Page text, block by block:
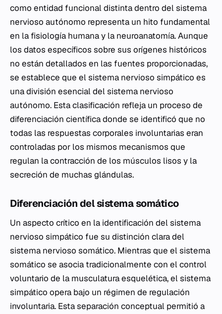
como entidad funcional distinta dentro del sistema
nervioso autónomo representa un hito fundamental
en la fisiología humana y la neuroanatomía. Aunque
los datos específicos sobre sus orígenes históricos
no están detallados en las fuentes proporcionadas,
se establece que el sistema nervioso simpático es
una división esencial del sistema nervioso
autónomo. Esta clasificación refleja un proceso de
diferenciación científica donde se identificó que no
todas las respuestas corporales involuntarias eran
controladas por los mismos mecanismos que
regulan la contracción de los músculos lisos y la
secreción de muchas glándulas.
Diferenciación del sistema somático
Un aspecto crítico en la identificación del sistema
nervioso simpático fue su distinción clara del
sistema nervioso somático. Mientras que el sistema
somático se asocia tradicionalmente con el control
voluntario de la musculatura esquelética, el sistema
simpático opera bajo un régimen de regulación
involuntaria. Esta separación conceptual permitió a